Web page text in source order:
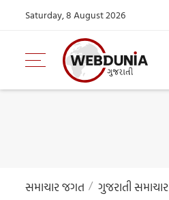
Saturday, 8 August 2026
સમાચાર જગત ગુજરાતી સમાચાર